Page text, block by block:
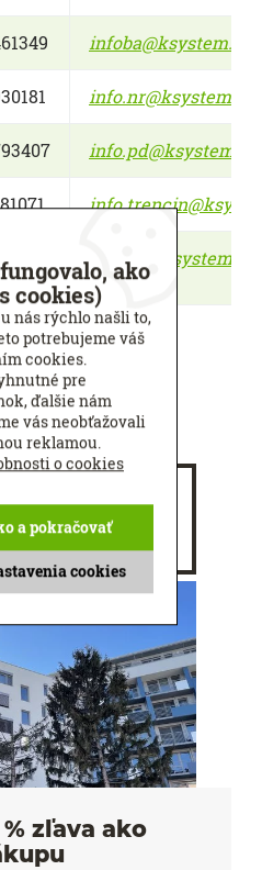
infoba@ksystem.eu
info.nr@ksystem.eu
info.pd@ksystem.eu
info.zh@ksystem.eu
% zľava ako
ako
cookies)
nás rýchlo našli to,
potrebujeme váš
cookies.
pre
ďalšie nám
vás neobťažovali
reklamou.
o cookies
cookies
a pokračovať